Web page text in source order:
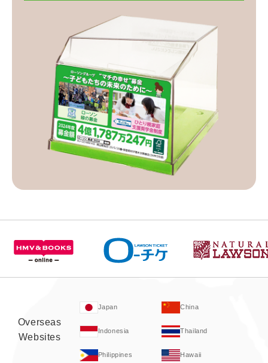
Overseas
Websites
Japan China
Indonesia Thailand
Philippines Hawaii